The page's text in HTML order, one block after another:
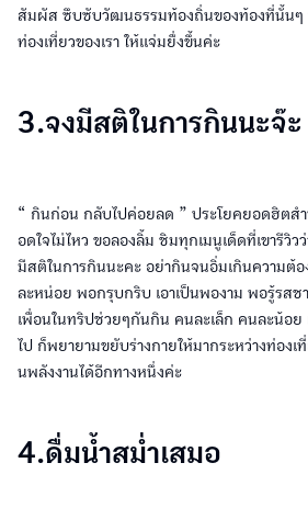
สัมผัส ซึบซับวัฒนธรรมท้องถิ่นของท้องที่นั้นๆ
ท่องเที่ยวของเรา ให้แจ่มยื่งขึ้นค่ะ
3.จงมีสติในการกินนะจ๊ะ
“ กินก่อน กลับไปค่อยลด ” ประโยคยอดฮิตสำ
อดใจไม่ไหว ขอลองลิ้ม ชิมทุกเมนูเด็ดที่เขารีวิ
มีสติในการกินนะคะ อย่ากินจนอิ่มเกินความต้อ
ละหน่อย พอกรุบกริบ เอาเป็นพองาม พอรู้รสช
เพื่อนในทริปช่วยๆกันกิน คนละเล็ก คนละน้อย
ไป ก็พยายามขยับร่างกายให้มากระหว่างท่องเ
นพลังงานได้อีกทางหนึ่งค่ะ
4.ดื่มน้ำสม่ำเสมอ